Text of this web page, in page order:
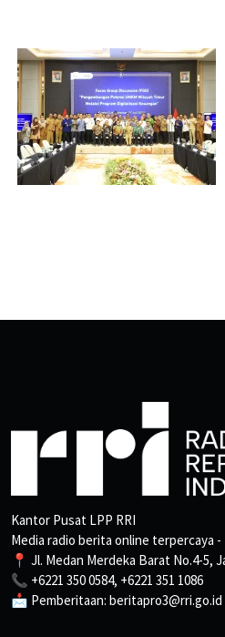
Kantor Pusat LPP RRI
Media radio berita online terpercaya -
📍 Jl. Medan Merdeka Barat No.4-5,
📞 +6221 350 0584, +6221 351 1086
📩 Pemberitaan: beritapro3@rri.go.id